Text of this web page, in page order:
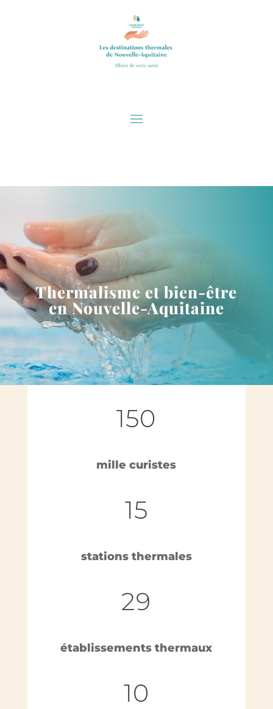
Thermalisme et bien-être
en Nouvelle-Aquitaine
150
mille curistes
15
stations thermales
29
établissements thermaux
10